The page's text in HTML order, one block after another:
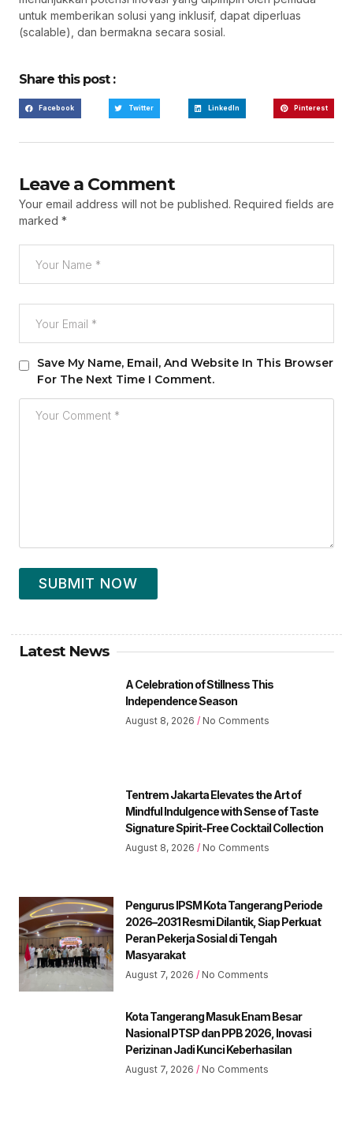
untuk memberikan solusi yang inklusif, dapat diperluas
(scalable), dan bermakna secara sosial.
Share this post :
Facebook Twitter LinkedIn Pinterest
Leave a Comment
Your email address will not be published. Required fields are
marked *
Save My Name, Email, And Website In This Browser
For The Next Time I Comment.
SUBMIT NOW
Latest News
A Celebration of Stillness This
Independence Season
August 8, 2026 No Comments
Tentrem Jakarta Elevates the Art of
Mindful Indulgence with Sense of Taste
Signature Spirit-Free Cocktail Collection
August 8, 2026 No Comments
Pengurus IPSM Kota Tangerang Periode
2026–2031 Resmi Dilantik, Siap Perkuat
Peran Pekerja Sosial di Tengah
Masyarakat
August 7, 2026 No Comments
Kota Tangerang Masuk Enam Besar
Nasional PTSP dan PPB 2026, Inovasi
Perizinan Jadi Kunci Keberhasilan
August 7, 2026 No Comments